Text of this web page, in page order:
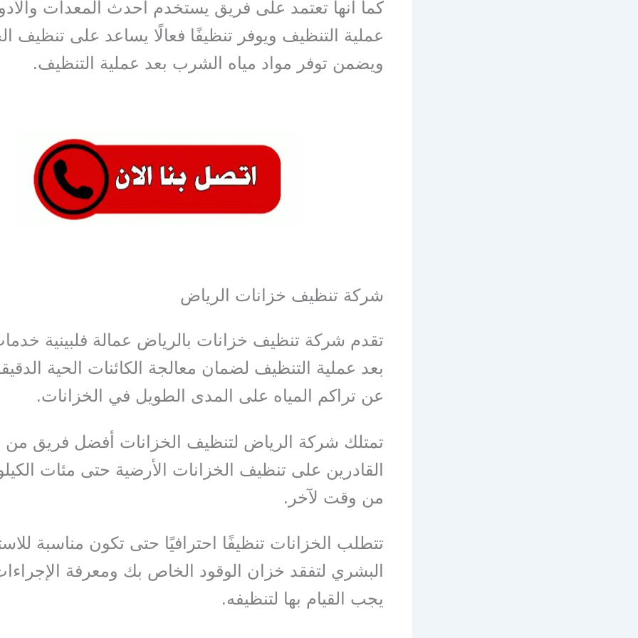
كما أنها تعتمد على فريق يستخدم أحدث المعدات
عملية التنظيف ويوفر تنظيفًا فعالًا يساعد على تنظيف
ويضمن توفر مواد مياه الشرب بعد عملية التنظيف.
شركة تنظيف خزانات الرياض
تقدم شركة تنظيف خزانات بالرياض عمالة فلبينية
بعد عملية التنظيف لضمان معالجة الكائنات الحية
عن تراكم المياه على المدى الطويل في الخزانات.
تمتلك شركة الرياض لتنظيف الخزانات أفضل فريق من
القادرين على تنظيف الخزانات الأرضية حتى مئات
من وقت لآخر.
تتطلب الخزانات تنظيفًا احترافيًا حتى تكون مناسبة
البشري لتفقد خزان الوقود الخاص بك ومعرفة
يجب القيام بها لتنظيفه.